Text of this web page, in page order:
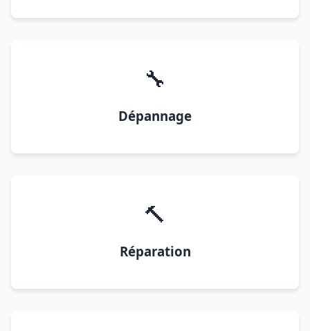
🔧
Dépannage
🔨
Réparation